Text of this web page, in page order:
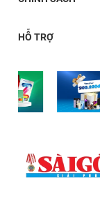
HỖ TRỢ